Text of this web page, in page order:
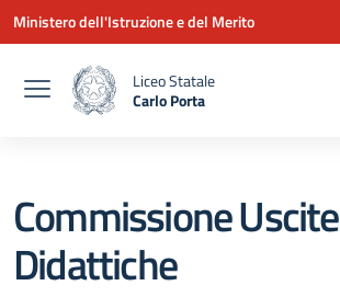
Vai ai contenuti
Vai al menu di navigazione
Vai al footer
Ministero dell'Istruzione e del Merito
Liceo Statale
Carlo Porta
Commissione Uscite
Didattiche